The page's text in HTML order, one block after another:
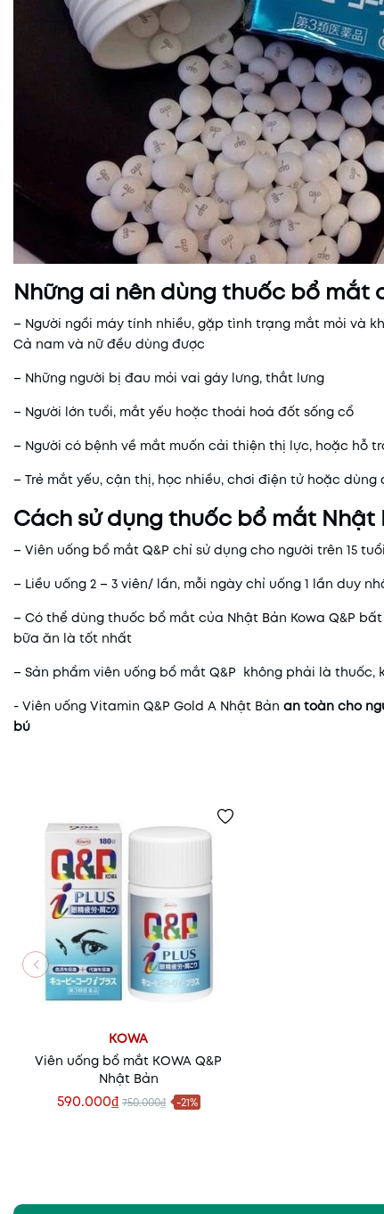
Những ai nên dùng thuốc bổ mắt
– Người ngồi máy tính nhiều, gặp tình trạng mắt mỏi và
Cả nam và nữ đều dùng được
– Những người bị đau mỏi vai gáy lưng, thắt lưng
– Người lớn tuổi, mắt yếu hoặc thoái hoá đốt sống cổ
– Người có bệnh về mắt muốn cải thiện thị lực, hoặc hỗ
– Trẻ mắt yếu, cận thị, học nhiều, chơi điện tử hoặc dùng
Cách sử dụng thuốc bổ mắt Nhật
– Viên uống bổ mắt Q&P chỉ sử dụng cho người trên 15 tuổi
– Liều uống 2 – 3 viên/ lần, mỗi ngày chỉ uống 1 lần duy
– Có thể dùng thuốc bổ mắt của Nhật Bản Kowa Q&P
bữa ăn là tốt nhất
– Sản phẩm viên uống bổ mắt Q&P không phải là
- Viên uống Vitamin Q&P Gold A Nhật Bản an toàn cho
bú
KOWA
Viên uống bổ mắt KOWA Q&P
Nhật Bản
590.000₫ 750.000₫ -21%